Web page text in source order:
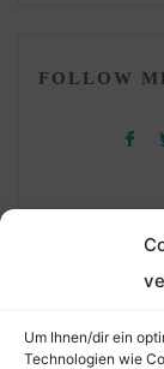
Um Ihnen/dir ein
Technologien wie
FOLLOW
nach: